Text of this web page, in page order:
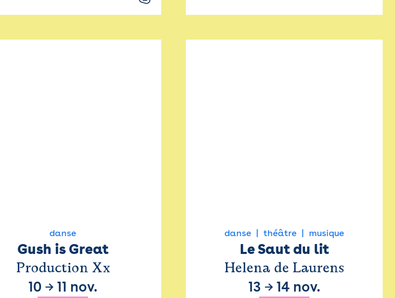
danse
Gush is Great
Production Xx
10 → 11 nov.
danse théâtre musique
Le Saut du lit
Helena de Laurens
13 → 14 nov.